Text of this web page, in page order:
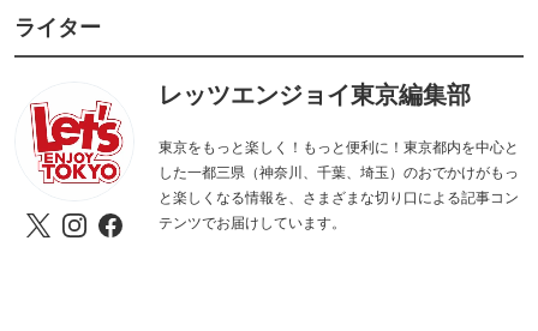
ライター
レッツエンジョイ東京編集部
東京をもっと楽しく！もっと便利に！東京都内を中心と
した一都三県（神奈川、千葉、埼玉）のおでかけがもっ
と楽しくなる情報を、さまざまな切り口による記事コン
テンツでお届けしています。